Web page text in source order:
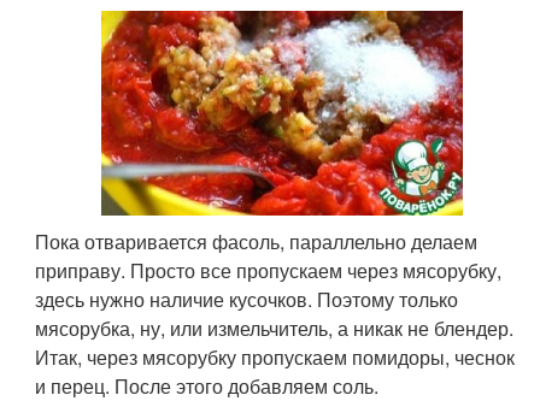
Пока отваривается фасоль, параллельно делаем
приправу. Просто все пропускаем через мясорубку,
здесь нужно наличие кусочков. Поэтому только
мясорубка, ну, или измельчитель, а никак не блендер.
Итак, через мясорубку пропускаем помидоры, чеснок
и перец. После этого добавляем соль.